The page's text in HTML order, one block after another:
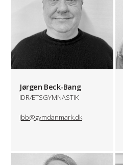
Jørgen Beck-Bang
IDRÆTSGYMNASTIK
jbb@gymdanmark.dk